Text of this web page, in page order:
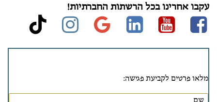
עקבו אחרינו בכל הרשתות החברתיות!
Facebook
Youtube
linkedin
google
מלאו פרטים לקביעת פגישה: